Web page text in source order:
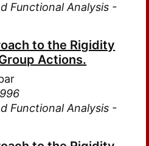
Functional Analysis -
to the Rigidity
Actions.
Functional Analysis -